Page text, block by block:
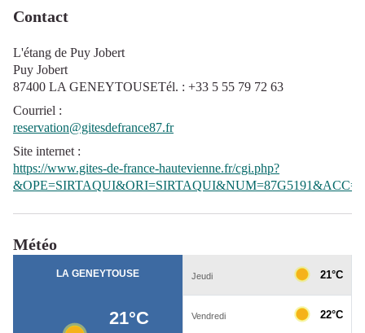
Contact
L'étang de Puy Jobert
Puy Jobert
87400 LA GENEYTOUSETél. : +33 5 55 79 72 63
Courriel :
reservation@gitesdefrance87.fr
Site internet :
https://www.gites-de-france-hautevienne.fr/cgi.php?
Météo